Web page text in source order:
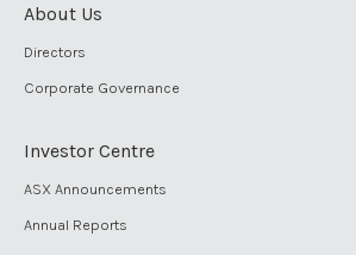
About Us
Directors
Corporate Governance
Investor Centre
ASX Announcements
Annual Reports